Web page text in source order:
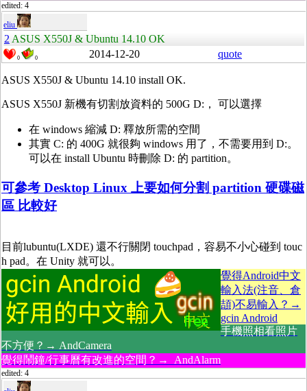
edited: 4
eliu
2ASUS X550J & Ubuntu 14.10 OK
0 0 2014-12-20 quote
ASUS X550J & Ubuntu 14.10 install OK.
ASUS X550J 新機有切割放資料的 500G D:， 可以選擇
在 windows 縮減 D: 釋放所需的空間
其實 C: 的 400G 就很夠 windows 用了，不需要用到 D:。
可以在 install Ubuntu 時刪除 D: 的 partition。
可參考 Desktop Linux 上要如何分割 partition 硬碟磁
區 比較好
目前lubuntu(LXDE) 還不行關閉 touchpad，容易不小心碰到 touc
h pad。在 Unity 就可以。
覺得Android中文
輸入法(注音、倉
頡)不易輸入？→
gcin Android
手機照相看照片
不方便？→ AndCamera
覺得鬧鐘/行事曆有改進的空間？→ AndAlarm
edited: 4